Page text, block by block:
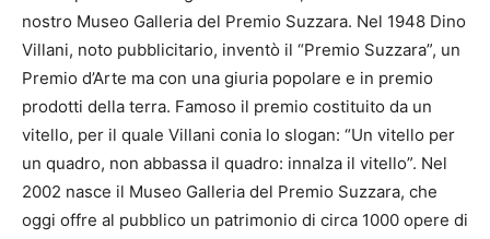
nostro Museo Galleria del Premio Suzzara. Nel 1948 Dino
Villani, noto pubblicitario, inventò il “Premio Suzzara”, un
Premio d’Arte ma con una giuria popolare e in premio
prodotti della terra. Famoso il premio costituito da un
vitello, per il quale Villani conia lo slogan: “Un vitello per
un quadro, non abbassa il quadro: innalza il vitello”. Nel
2002 nasce il Museo Galleria del Premio Suzzara, che
oggi offre al pubblico un patrimonio di circa 1000 opere di